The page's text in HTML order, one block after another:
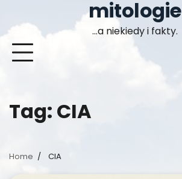
content
mitologie
…a niekiedy i fakty.
Tag: CIA
Home CIA